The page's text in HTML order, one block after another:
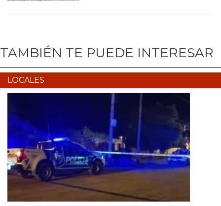
TAMBIÉN TE PUEDE INTERESAR
LOCALES